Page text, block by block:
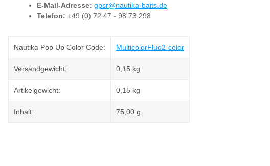
E-Mail-Adresse: gpsr@nautika-baits.de
Telefon: +49 (0) 72 47 - 98 73 298
Nautika Pop Up Color Code: MulticolorFluo2-color
Versandgewicht: 0,15 kg
Artikelgewicht: 0,15 kg
Inhalt: 75,00 g